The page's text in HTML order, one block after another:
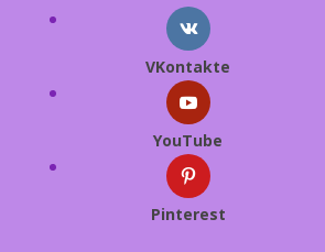
VKontakte
YouTube
Pinterest